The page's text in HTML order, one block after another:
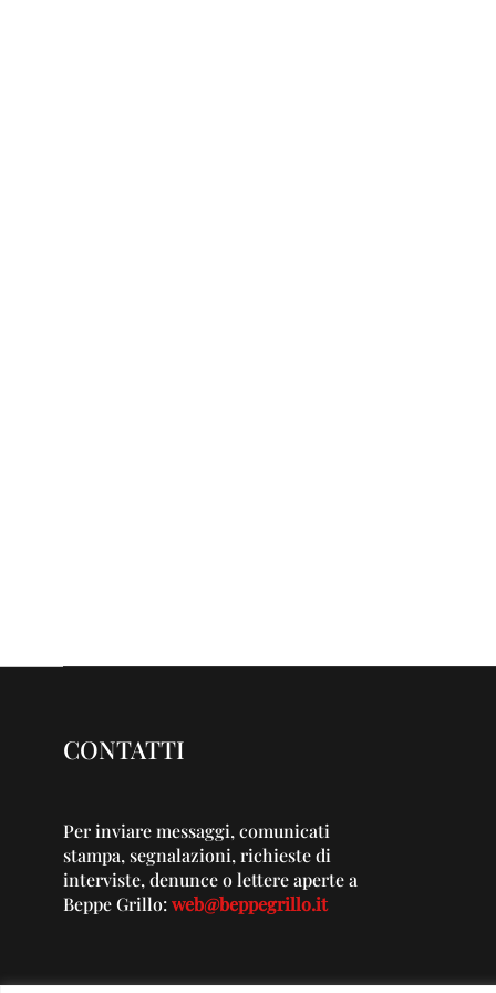
CONTATTI
Per inviare messaggi, comunicati
stampa, segnalazioni, richieste di
interviste, denunce o lettere aperte a
Beppe Grillo:web@beppegrillo.it